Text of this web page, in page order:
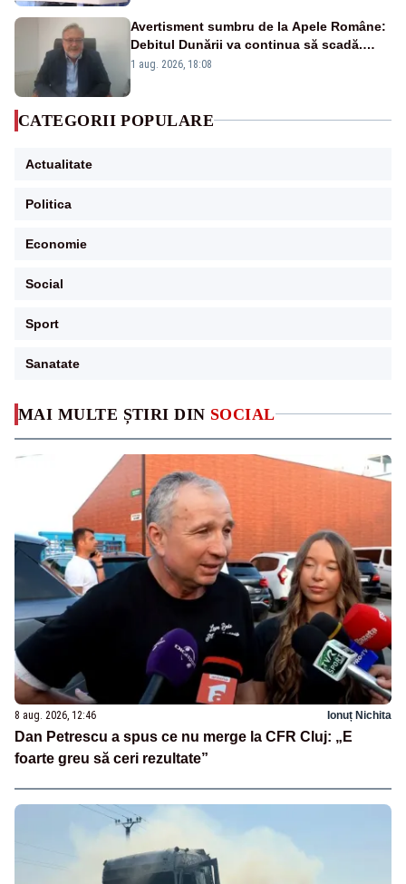
MAI MULTE ȘTIRI DIN SOCIAL
8 aug. 2026, 12:46 Ionuț Nichita
Dan Petrescu a spus ce nu merge la CFR Cluj: „E
foarte greu să ceri rezultate”
Avertisment sumbru de la Apele Române:
Debitul Dunării va continua să scadă.
Cernavodă s-ar putea închide în 4 zile
1 aug. 2026, 18:08
CATEGORII POPULARE
Actualitate
Politica
Economie
Social
Sport
Sanatate